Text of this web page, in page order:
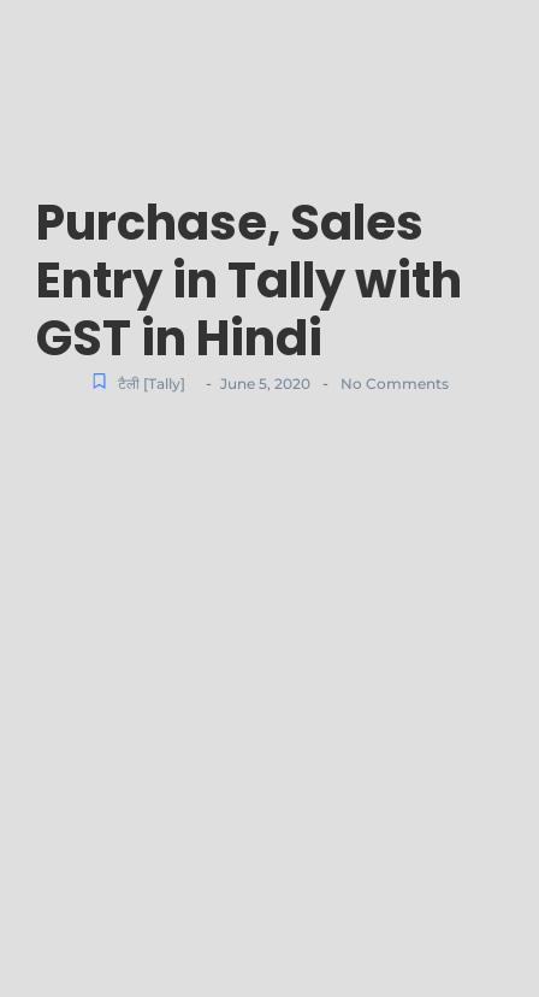
Purchase, Sales
Entry in Tally with
GST in Hindi
टैली [Tally] - June 5, 2020 - No Comments